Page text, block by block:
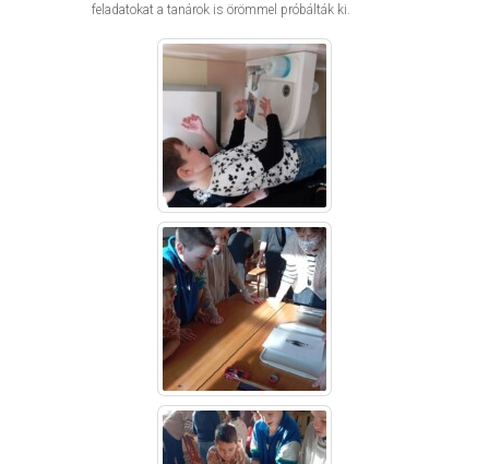
feladatokat a tanárok is örömmel próbálták ki.